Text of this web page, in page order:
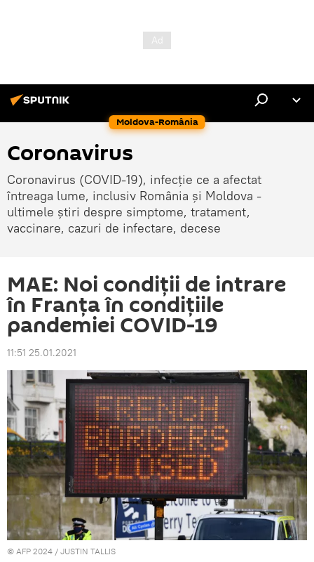
Moldova-România
Coronavirus
Coronavirus (COVID-19), infecție ce a afectat
întreaga lume, inclusiv România și Moldova -
ultimele știri despre simptome, tratament,
vaccinare, cazuri de infectare, decese
MAE: Noi condiții de intrare
în Franța în condițiile
pandemiei COVID-19
11:51 25.01.2021
© AFP 2024 / JUSTIN TALLIS